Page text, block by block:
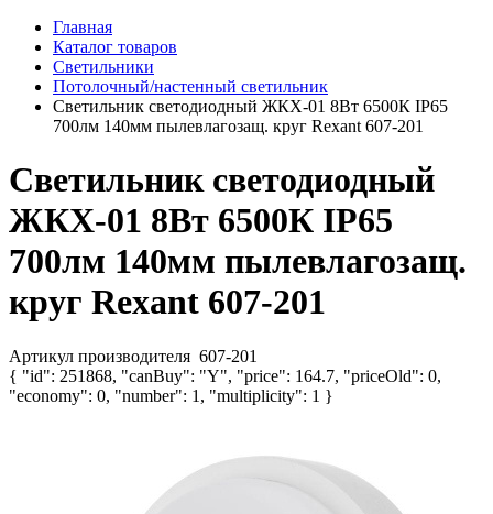
Главная
Каталог товаров
Светильники
Потолочный/настенный светильник
Светильник светодиодный ЖКХ-01 8Вт 6500К IP65
700лм 140мм пылевлагозащ. круг Rexant 607-201
Светильник светодиодный
ЖКХ-01 8Вт 6500К IP65
700лм 140мм пылевлагозащ.
круг Rexant 607-201
Артикул производителя 607-201
{ "id": 251868, "canBuy": "Y", "price": 164.7, "priceOld": 0,
"economy": 0, "number": 1, "multiplicity": 1 }